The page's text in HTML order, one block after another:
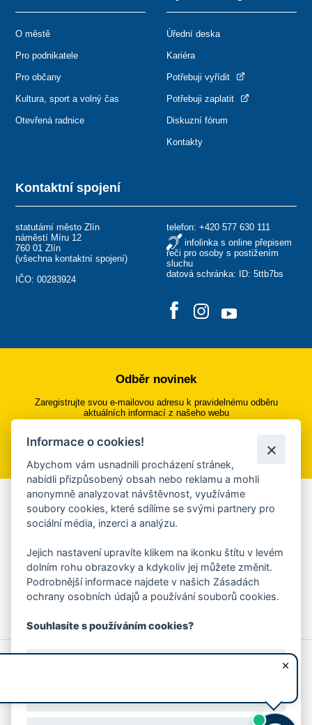
Kontaktní spojení
statutární město Zlín
náměstí Míru 12
760 01 Zlín
(všechna kontaktní spojení)
IČO: 00283924
telefon: +420 577 630 111
infolinka s online přepisem
řeči pro osoby s postižením
sluchu
datová schránka: ID: 5ttb7bs
O městě
Pro podnikatele
Pro občany
Kultura, sport a volný čas
Otevřená radnice
Úřední deska
Kariéra
Potřebuji vyřídit
Potřebuji zaplatit
Diskuzní fórum
Kontakty
Odběr novinek
Zaregistrujte svou e-mailovou adresu k pravidelnému odběru
aktuálních informací z našeho webu
Přihlásit se k odběru
Aplikace Mobilní rozhlas
Chcete dostávat do svého mobilu či mailu upozornění na
ankety, pozvánky na kulturní a sportovní akce?
Více informací o aplikaci
© 2026 Magistrát města Zlína
Prohlášení o používání cookies
Informace o cookies!
Abychom vám usnadnili procházení stránek,
nabídli přizpůsobený obsah nebo reklamu a mohli
anonymně analyzovat návštěvnost, využíváme
soubory cookies, které sdílíme se svými partnery pro
sociální média, inzerci a analýzu.
Jejich nastavení upravíte klikem na ikonku štítu v levém
dolním rohu obrazovky a kdykoliv jej můžete změnit.
Podrobnější informace najdete v našich Zásadách
ochrany osobních údajů a používání souborů cookies.
Souhlasíte s používáním cookies?